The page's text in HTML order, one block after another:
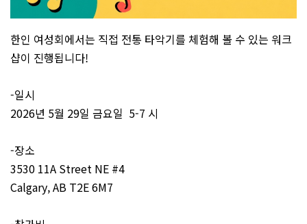
한인 여성회에서는 직접 전통 타악기를 체험해 볼 수 있는 워크
샵이 진행됩니다!
-일시
2026년 5월 29일 금요일 5-7 시
-장소
3530 11A Street NE #4
Calgary, AB T2E 6M7